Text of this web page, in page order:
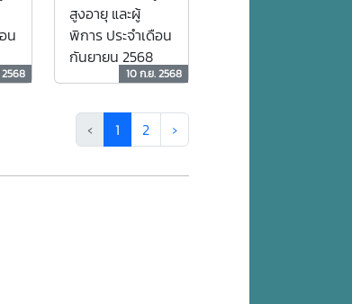
น
สูงอายุ และผู้
พิการ ประจำเดือน
กันยายน 2568
10 ก.ย. 2568
‹ 1 2 ›